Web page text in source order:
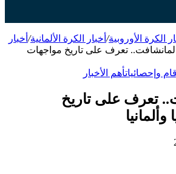
الكرة الأوروبية/ أخبار الكرة الألمانية/ أخبار
تعرف على تاريخ مواجهات
وإحصائياتأهم الأخبار
تعرف على تاريخ